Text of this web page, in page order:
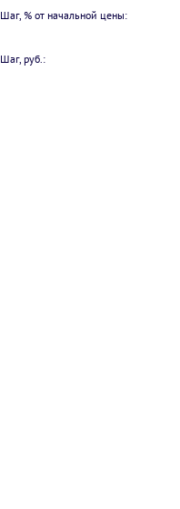
Шаг, % от начальной цены:
Шаг, руб.: